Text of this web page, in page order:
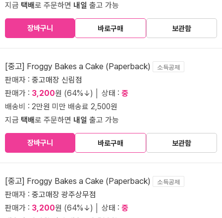
지금 택배로 주문하면 내일 출고 가능
장바구니 바로구매 보관함
[중고] Froggy Bakes a Cake (Paperback) 소득공제
판매자 : 중고매장 신림점
판매가 : 3,200원 (64%↓) │ 상태 : 중
배송비 : 2만원 미만 배송료 2,500원
지금 택배로 주문하면 내일 출고 가능
장바구니 바로구매 보관함
[중고] Froggy Bakes a Cake (Paperback) 소득공제
판매자 : 중고매장 광주상무점
판매가 : 3,200원 (64%↓) │ 상태 : 중